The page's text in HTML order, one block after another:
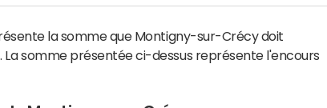
la somme que Montigny-sur-Crécy doit
La somme présentée ci-dessus représente l'encours